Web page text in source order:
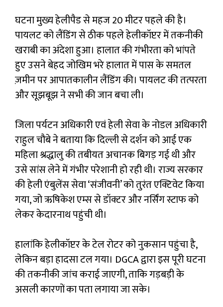
घटना मुख्य हेलीपैड से महज 20 मीटर पहले की है।
पायलट को लैंडिंग से ठीक पहले हेलीकॉप्टर में तकनीकी
खराबी का अंदेशा हुआ। हालात की गंभीरता को भांपते
हुए उसने बेहद जोखिम भरे हालात में पास के समतल
ज़मीन पर आपातकालीन लैंडिंग की। पायलट की तत्परता
और सूझबूझ ने सभी की जान बचा ली।
जिला पर्यटन अधिकारी एवं हेली सेवा के नोडल अधिकारी
राहुल चौबे ने बताया कि दिल्ली से दर्शन को आई एक
महिला श्रद्धालु की तबीयत अचानक बिगड़ गई थी और
उसे सांस लेने में गंभीर परेशानी हो रही थी। राज्य सरकार
की हेली एंबुलेंस सेवा ‘संजीवनी’ को तुरंत एक्टिवेट किया
गया, जो ऋषिकेश एम्स से डॉक्टर और नर्सिंग स्टाफ को
लेकर केदारनाथ पहुंची थी।
हालांकि हेलीकॉप्टर के टेल रोटर को नुकसान पहुंचा है,
लेकिन बड़ा हादसा टल गया। DGCA द्वारा इस पूरी घटना
की तकनीकी जांच कराई जाएगी, ताकि गड़बड़ी के
असली कारणों का पता लगाया जा सके।